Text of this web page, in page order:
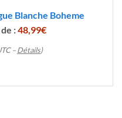
Blanche Boheme
:48,99€
–Détails)